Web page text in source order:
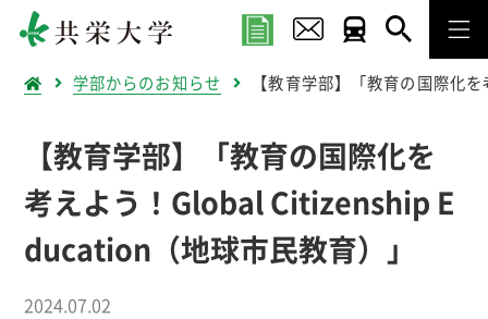
学部からのお知らせ 【教育学部】「教育の国際
【教育学部】「教育の国際化を
考えよう！Global Citizenship E
ducation（地球市民教育）」
2024.07.02